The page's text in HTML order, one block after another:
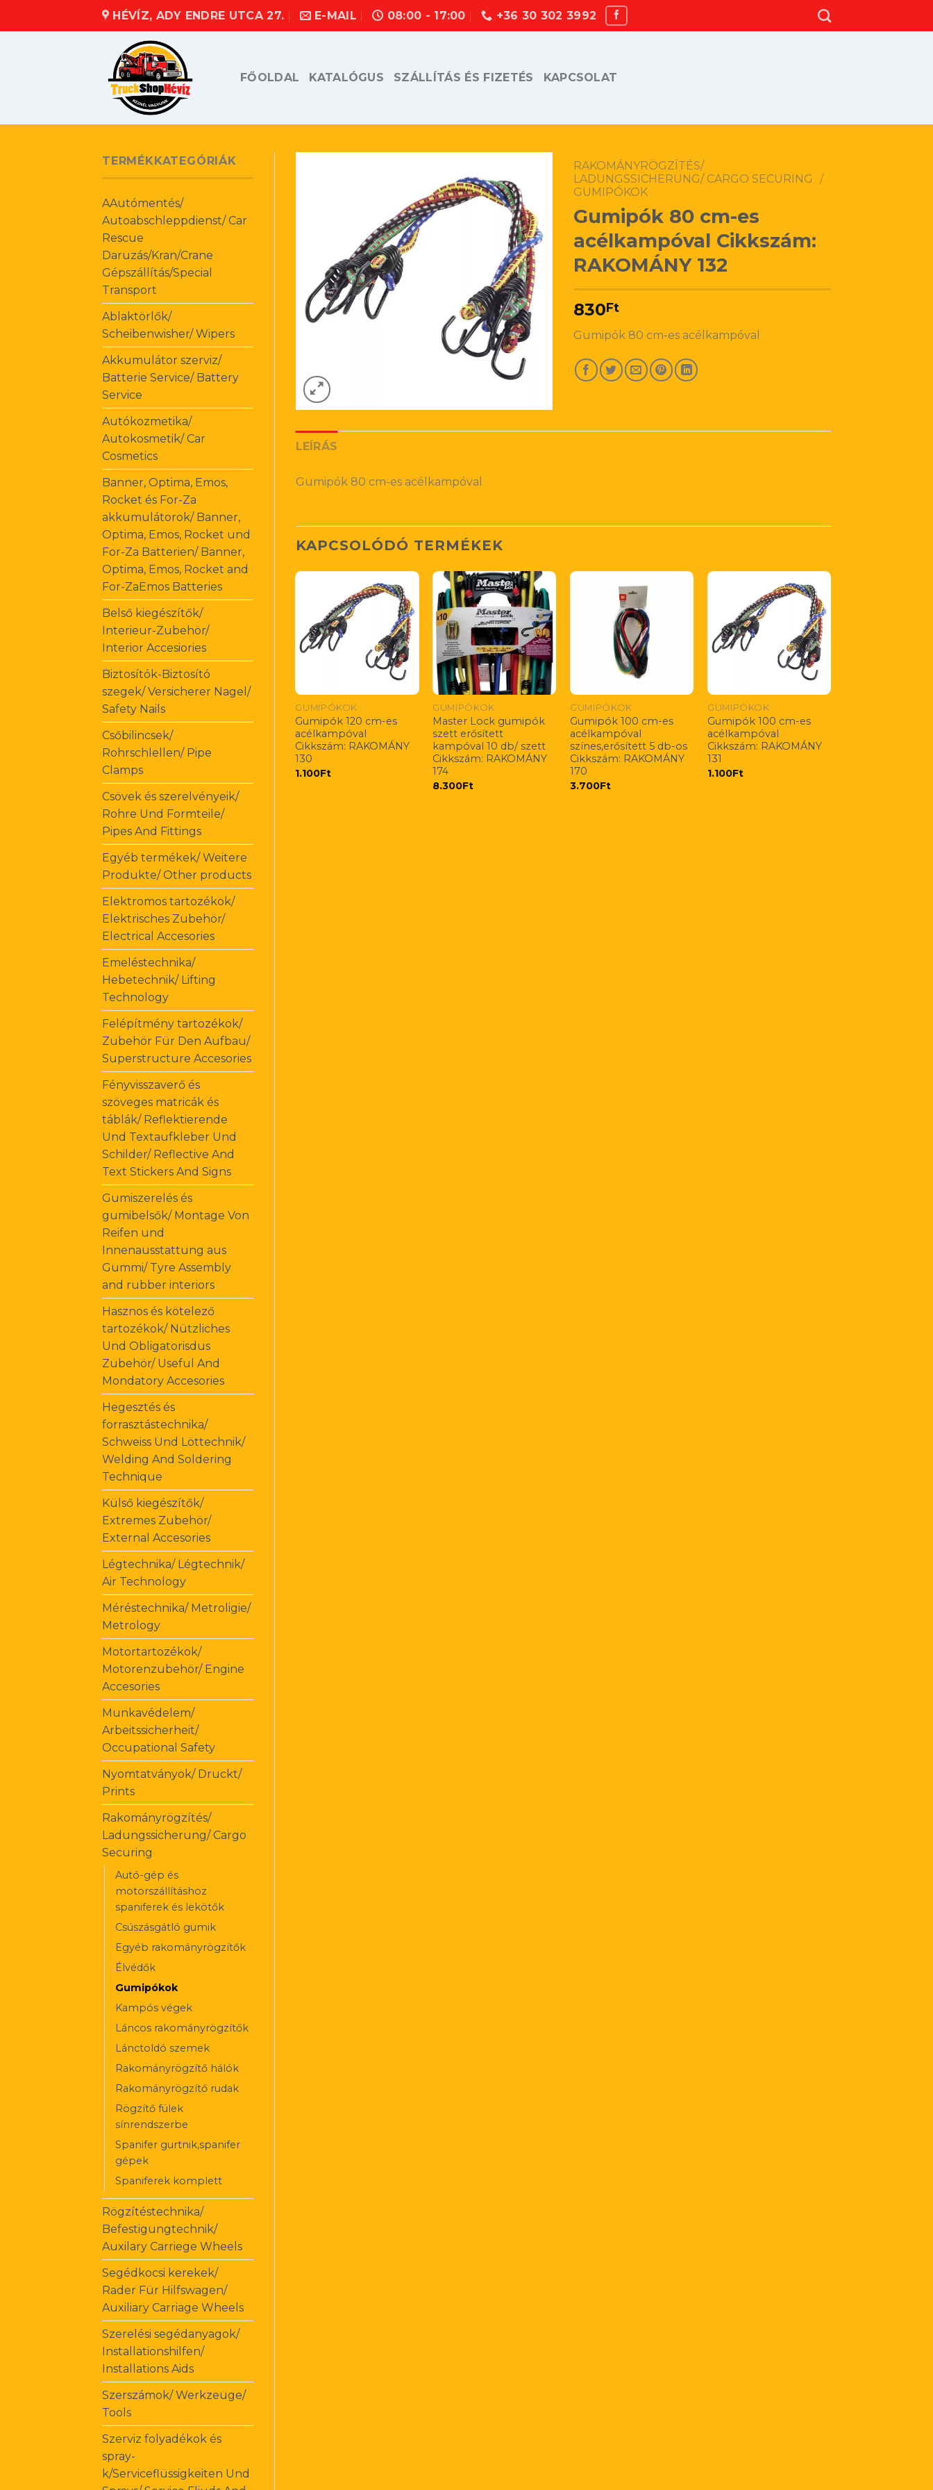
HÉVÍZ, ADY ENDRE UTCA 27. E-MAIL 08:00 - 17:00 +36 30 302 3992
FŐOLDAL KATALÓGUS SZÁLLÍTÁS ÉS FIZETÉS KAPCSOLAT
TERMÉKKATEGÓRIÁK
AAutómentés/
Autoabschleppdienst/ Car
Rescue
Daruzás/Kran/Crane
Gépszállítás/Special
Transport
Ablaktörlők/
Scheibenwisher/ Wipers
Akkumulátor szerviz/
Batterie Service/ Battery
Service
Autókozmetika/
Autokosmetik/ Car
Cosmetics
Banner, Optima, Emos,
Rocket és For-Za
akkumulátorok/ Banner,
Optima, Emos, Rocket und
For-Za Batterien/ Banner,
Optima, Emos, Rocket and
For-ZaEmos Batteries
Belső kiegészítők/
Interieur-Zubehör/
Interior Accesiories
Biztosítók-Biztosító
szegek/ Versicherer Nagel/
Safety Nails
Csőbilincsek/
Rohrschlellen/ Pipe
Clamps
Csövek és szerelvényeik/
Rohre Und Formteile/
Pipes And Fittings
Egyéb termékek/ Weitere
Produkte/ Other products
Elektromos tartozékok/
Elektrisches Zubehör/
Electrical Accesories
Emeléstechnika/
Hebetechnik/ Lifting
Technology
Felépítmény tartozékok/
Zubehör Für Den Aufbau/
Superstructure Accesories
Fényvisszaverő és
szöveges matricák és
táblák/ Reflektierende
Und Textaufkleber Und
Schilder/ Reflective And
Text Stickers And Signs
Gumiszerelés és
gumibelsők/ Montage Von
Reifen und
Innenausstattung aus
Gummi/ Tyre Assembly
and rubber interiors
Hasznos és kötelező
tartozékok/ Nützliches
Und Obligatorisdus
Zubehör/ Useful And
Mondatory Accesories
Hegesztés és
forrasztástechnika/
Schweiss Und Löttechnik/
Welding And Soldering
Technique
Külső kiegészítők/
Extremes Zubehör/
External Accesories
Légtechnika/ Légtechnik/
Air Technology
Méréstechnika/ Metroligie/
Metrology
Motortartozékok/
Motorenzubehör/ Engine
Accesories
Munkavédelem/
Arbeitssicherheit/
Occupational Safety
Nyomtatványok/ Druckt/
Prints
Rakományrögzítés/
Ladungssicherung/ Cargo
Securing
Autó-gép és
motorszállításhoz
spaniferek és lekötők
Csúszásgátló gumik
Egyéb rakományrögzítők
Élvédők
Gumipókok
Kampós végek
Láncos rakományrögzítők
Lánctoldó szemek
Rakományrögzítő hálók
Rakományrögzítő rudak
Rögzítő fülek
sínrendszerbe
Spanifer gurtnik,spanifer
gépek
Spaniferek komplett
Rögzítéstechnika/
Befestigungtechnik/
Auxilary Carriege Wheels
Segédkocsi kerekek/
Rader Für Hilfswagen/
Auxiliary Carriage Wheels
Szerelési segédanyagok/
Installationshilfen/
Installations Aids
Szerszámok/ Werkzeuge/
Tools
Szerviz folyadékok és
spray-
k/Serviceflüssigkeiten Und
RAKOMÁNYRÖGZÍTÉS/
LADUNGSSICHERUNG/ CARGO SECURING
/
GUMIPÓKOK
Gumipók 80 cm-es
acélkampóval Cikkszám:
RAKOMÁNY 132
830Ft
Gumipók 80 cm-es acélkampóval
LEÍRÁS
Gumipók 80 cm-es acélkampóval
KAPCSOLÓDÓ TERMÉKEK
GUMIPÓKOK
Gumipók 120 cm-es
acélkampóval
Cikkszám: RAKOMÁNY
130
1.100Ft
GUMIPÓKOK
Master Lock gumipók
szett erősített
kampóval 10 db/ szett
Cikkszám: RAKOMÁNY
174
8.300Ft
GUMIPÓKOK
Gumipók 100 cm-es
acélkampóval
színes,erősített 5 db-os
Cikkszám: RAKOMÁNY
170
3.700Ft
GUMIPÓKOK
Gumipók 100 cm-es
acélkampóval
Cikkszám: RAKOMÁNY
131
1.100Ft